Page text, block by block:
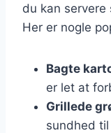
du kan
Her er nogle
Bagte
er let at
Grillede
sundhed